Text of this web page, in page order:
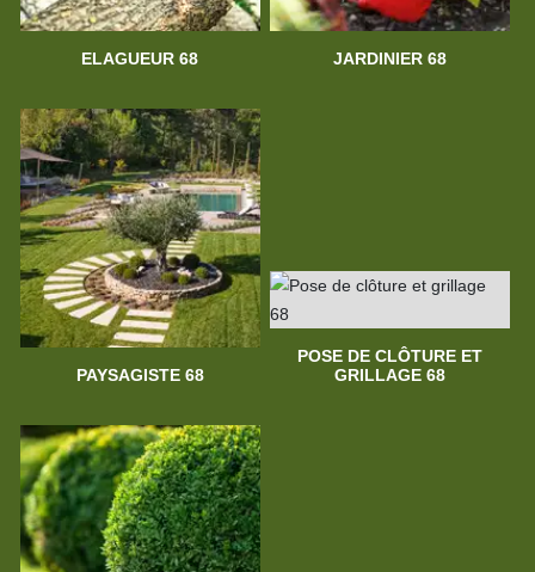
ELAGUEUR 68 JARDINIER 68
PAYSAGISTE 68
POSE DE CLÔTURE ET
GRILLAGE 68